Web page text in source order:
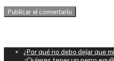
¿Por qué no debo dejar que